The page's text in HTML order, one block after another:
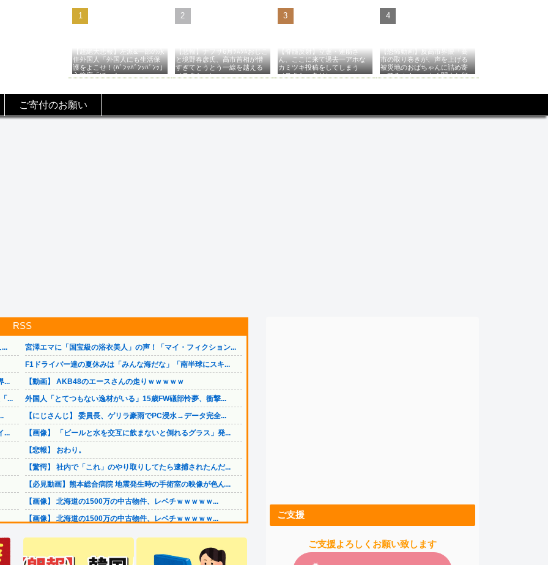
【超絶大悲報】左派&一部の永
住外国人「外国人にも生活保
護をよこせ！(ﾊﾞﾝｯﾊﾞﾝｯﾊﾞﾝｯ」
入管庁「ほーん…」→
【悲報】ナフサ6月ﾂﾑﾂﾑおじこ
と境野春彦氏、高市首相が憎
すぎてとうとう一線を越える
（スクショ）
【脊髄反射】立憲・蓮舫さ
ん、ここに来て過去一アホな
カミツキ投稿をしてしまう
（スクショあり）
【恐怖動画】反高市界隈「高
市の取り巻きが、声を上げる
被災地のおばちゃんに詰め寄
ってるぅ！」→よく聞くと何
ご寄付のお願い
RSS
...
...
...
...
宮澤エマに「国宝級の浴衣美人」の声！「マイ・フィクション...
F1ドライバー達の夏休みは「みんな海だな」「南半球にスキ...
【動画】 AKB48のエースさんの走りｗｗｗｗｗ
外国人「とてつもない逸材がいる」15歳FW礒部怜夢、衝撃...
【にじさんじ】 委員長、ゲリラ豪雨でPC浸水→データ完全...
【画像】 「ビールと水を交互に飲まないと倒れるグラス」発...
【悲報】 おわり。
【驚愕】 社内で「これ」のやり取りしてたら逮捕されたんだ...
【必見動画】熊本総合病院 地震発生時の手術室の映像が色ん...
【画像】 北海道の1500万の中古物件、レベチｗｗｗｗｗ...
【画像】 北海道の1500万の中古物件、レベチｗｗｗｗｗ...
（ ´_ゝ`）中道幹事長、食料品消費税2年間1%の閣議決...
【凄い】 LINE上司「休日で悪いけど会社来て！」ワイ「...
ご支援
ご支援よろしくお願い致します